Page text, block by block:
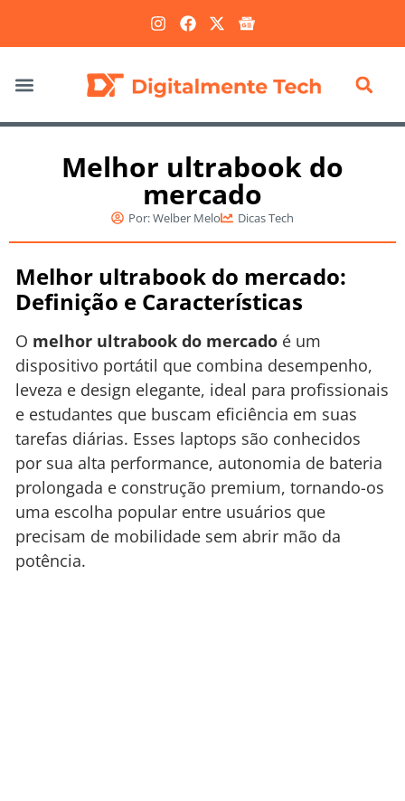
Melhor ultrabook do
mercado
Por:Welber Melo Dicas Tech
Melhor ultrabook do mercado:
Definição e Características
O melhor ultrabook do mercado é um
dispositivo portátil que combina desempenho,
leveza e design elegante, ideal para profissionais
e estudantes que buscam eficiência em suas
tarefas diárias. Esses laptops são conhecidos
por sua alta performance, autonomia de bateria
prolongada e construção premium, tornando-os
uma escolha popular entre usuários que
precisam de mobilidade sem abrir mão da
potência.